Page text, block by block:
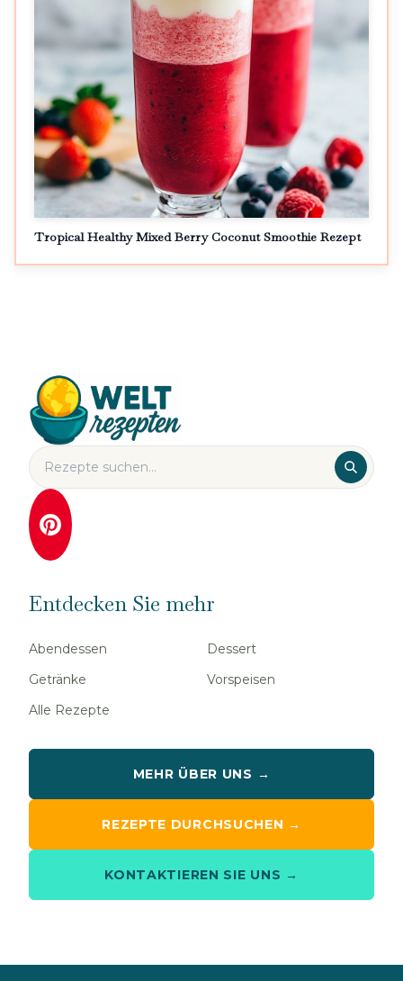
Tropical Healthy Mixed Berry Coconut Smoothie Rezept
Entdecken Sie mehr
Abendessen
Dessert
Getränke
Vorspeisen
Alle Rezepte
MEHR ÜBER UNS →
REZEPTE DURCHSUCHEN →
KONTAKTIEREN SIE UNS →